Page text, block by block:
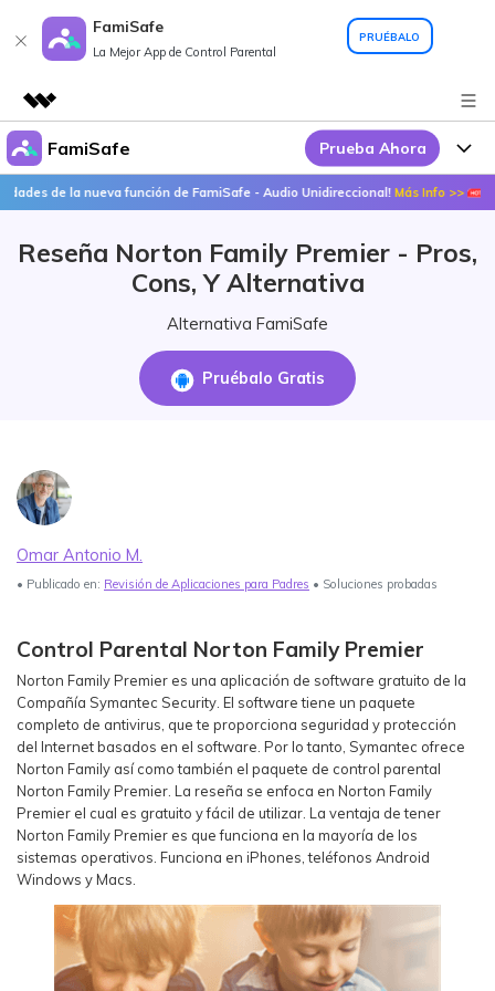
FamiSafe
La Mejor App de Control Parental
PRUÉBALO
Productos destacados
Creatividad digital con AIGC
Resumen
Quiénes somos
FamiSafe Prueba Ahora
Por Qué FamiSafe
FamiSafe - Tu Aliado en
Productos
FamiSafe Edu
Guías Prácticas
Ver Más >
Guía del Usuario
search
de la nueva función de FamiSafe - Audio Unidireccional!Más Info >>
Reseña Norton Family Premier - Pros,
Cons, Y Alternativa
Alternativa FamiSafe
Pruébalo Gratis
Omar Antonio M.
• Publicado en: Revisión de Aplicaciones para Padres • Soluciones probadas
Control Parental Norton Family Premier
Norton Family Premier es una aplicación de software gratuito de la
Compañía Symantec Security. El software tiene un paquete
completo de antivirus, que te proporciona seguridad y protección
del Internet basados en el software. Por lo tanto, Symantec ofrece
Norton Family así como también el paquete de control parental
Norton Family Premier. La reseña se enfoca en Norton Family
Premier el cual es gratuito y fácil de utilizar. La ventaja de tener
Norton Family Premier es que funciona en la mayoría de los
sistemas operativos. Funciona en iPhones, teléfonos Android
Windows y Macs.